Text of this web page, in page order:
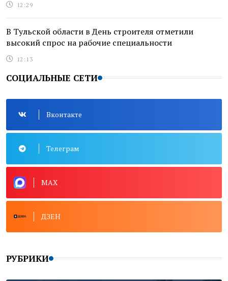
12:29
В Тульской области в День строителя отметили
высокий спрос на рабочие специальности
12:13
СОЦИАЛЬНЫЕ СЕТИ
Вконтакте
Телеграм
MAX
ДЗЕН
РУБРИКИ